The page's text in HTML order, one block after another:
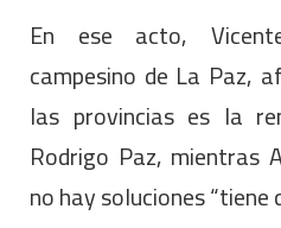
En ese acto,
campesino de La Paz,
las provincias es la
Rodrigo Paz, mientras
no hay soluciones “tiene